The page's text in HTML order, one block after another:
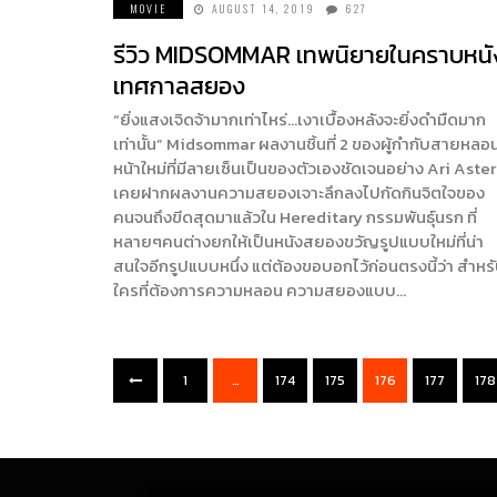
MOVIE AUGUST 14, 2019 627
รีวิว MIDSOMMAR เทพนิยายในคราบห
เทศกาลสยอง
“ยิ่งแสงเจิดจ้ามากเท่าไหร่…เงาเบื้องหลังจะยิ่งดำมืดมาก
เท่านั้น” Midsommar ผลงานชิ้นที่ 2 ของผู้กำกับสายหลอ
หน้าใหม่ที่มีลายเซ็นเป็นของตัวเองชัดเจนอย่าง Ari
เคยฝากผลงานความสยองเจาะลึกลงไปกัดกินจิตใจของ
คนจนถึงขีดสุดมาแล้วใน Hereditary กรรมพันธุ์นรก ที่
หลายๆคนต่างยกให้เป็นหนังสยองขวัญรูปแบบใหม่ที่น่า
สนใจอีกรูปแบบหนึ่ง แต่ต้องขอบอกไว้ก่อนตรงนี้ว่า สำห
ใครที่ต้องการความหลอน ความสยองแบบ…
1 … 174 175 176 177 178